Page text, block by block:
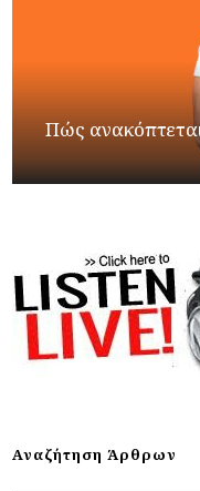
Πώς
Αναζήτηση Άρθρων